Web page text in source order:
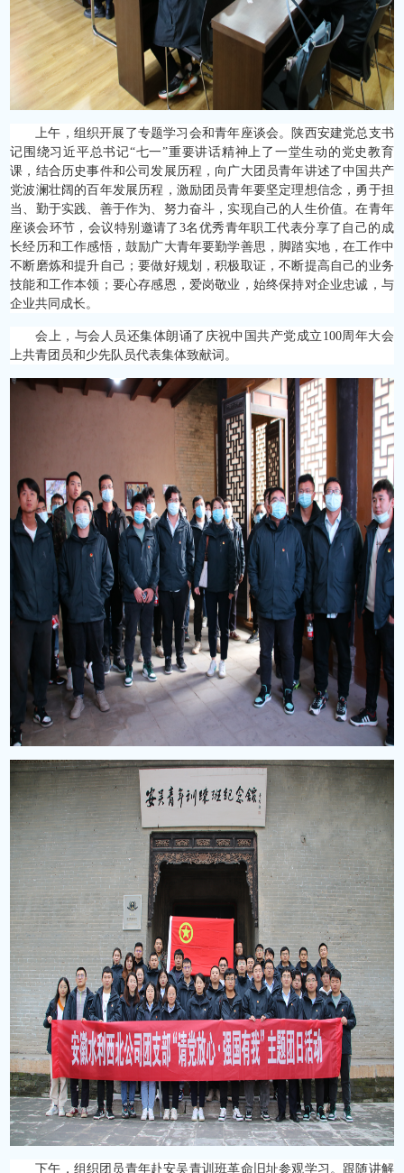
上午，组织开展了专题学习会和青年座谈会。陕西安建党总支书
记围绕习近平总书记“七一”重要讲话精神上了一堂生动的党史教育
课，结合历史事件和公司发展历程，向广大团员青年讲述了中国共产
党波澜壮阔的百年发展历程，激励团员青年要坚定理想信念，勇于担
当、勤于实践、善于作为、努力奋斗，实现自己的人生价值。在青年
座谈会环节，会议特别邀请了3名优秀青年职工代表分享了自己的成
长经历和工作感悟，鼓励广大青年要勤学善思，脚踏实地，在工作中
不断磨炼和提升自己；要做好规划，积极取证，不断提高自己的业务
技能和工作本领；要心存感恩，爱岗敬业，始终保持对企业忠诚，与
企业共同成长。
会上，与会人员还集体朗诵了庆祝中国共产党成立100周年大会
上共青团员和少先队员代表集体致献词。
下午，组织团员青年赴安吴青训班革命旧址参观学习。跟随讲解